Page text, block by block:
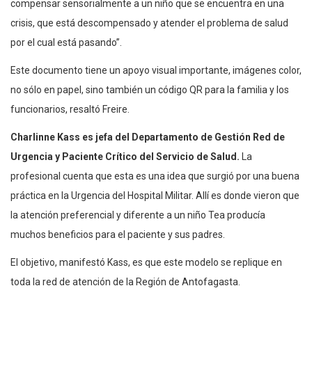
compensar sensorialmente a un niño que se encuentra en una
crisis, que está descompensado y atender el problema de salud
por el cual está pasando”.
Este documento tiene un apoyo visual importante, imágenes color,
no sólo en papel, sino también un código QR para la familia y los
funcionarios, resaltó Freire.
Charlinne Kass es jefa del Departamento de Gestión Red de
Urgencia y Paciente Crítico del Servicio de Salud. La
profesional cuenta que esta es una idea que surgió por una buena
práctica en la Urgencia del Hospital Militar. Allí es donde vieron que
la atención preferencial y diferente a un niño Tea producía
muchos beneficios para el paciente y sus padres.
El objetivo, manifestó Kass, es que este modelo se replique en
toda la red de atención de la Región de Antofagasta.